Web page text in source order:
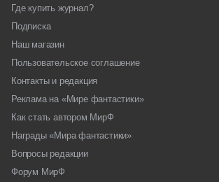
Где купить журнал?
Подписка
Наш магазин
Пользовательское соглашение
Контакты и редакция
Реклама на «Мире фантастики»
Как стать автором МирФ
Награды «Мира фантастики»
Вопросы редакции
Форум МирФ